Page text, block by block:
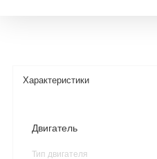
Характеристики
Двигатель
Тип двигателя